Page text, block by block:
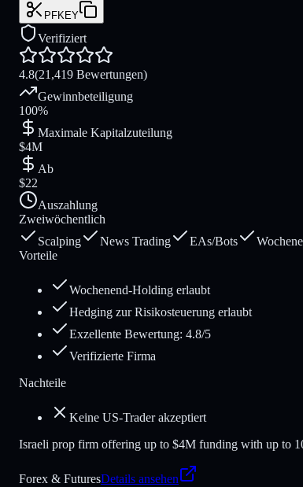
PFKEY
Verifiziert
4.8(21,419 Bewertungen)
Gewinnbeteiligung
100%
Maximale Kapitalzuteilung
$4M
Ab
$22
Auszahlung
Zweiwöchentlich
Scalping
News Trading EAs/Bots
Vorteile
Wochenend-Holding erlaubt
Hedging zur Risikosteuerung erlaubt
Exzellente Bewertung: 4.8/5
Verifizierte Firma
Nachteile
Keine US-Trader akzeptiert
Israeli prop firm offering up to $4M funding with up to
Forex & FuturesDetails ansehen